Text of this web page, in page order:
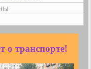
о транспорте!